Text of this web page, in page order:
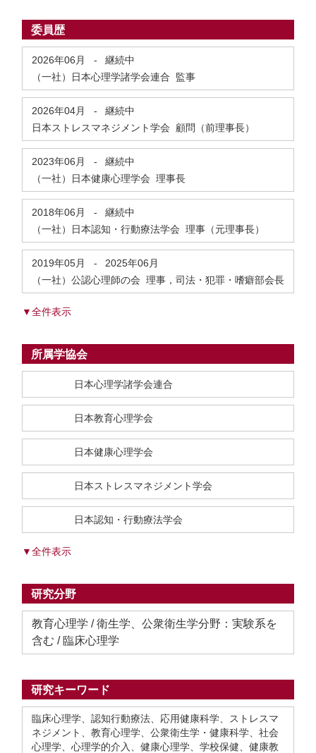
委員歴
2026年06月 -
継続中
（一社）日本心理学諸学会連合 監事
2026年04月 -
継続中
日本ストレスマネジメント学会 顧問（前理事長）
2023年06月 -
継続中
（一社）日本健康心理学会 理事長
2018年06月 -
継続中
（一社）日本認知・行動療法学会 理事（元理事長）
2019年05月 -
2025年06月
（一社）公認心理師の会 理事，司法・犯罪・嗜癖部会長
▼全件表示
所属学協会
日本心理学諸学会連合
日本教育心理学会
日本健康心理学会
日本ストレスマネジメント学会
日本認知・行動療法学会
▼全件表示
研究分野
教育心理学 / 衛生学、公衆衛生学分野：実験系を
含む / 臨床心理学
研究キーワード
臨床心理学、認知行動療法、応用健康科学、ストレスマ
ネジメント、教育心理学、公衆衛生学・健康科学、社会
心理学、心理学的介入、健康心理学、学校保健、健康教